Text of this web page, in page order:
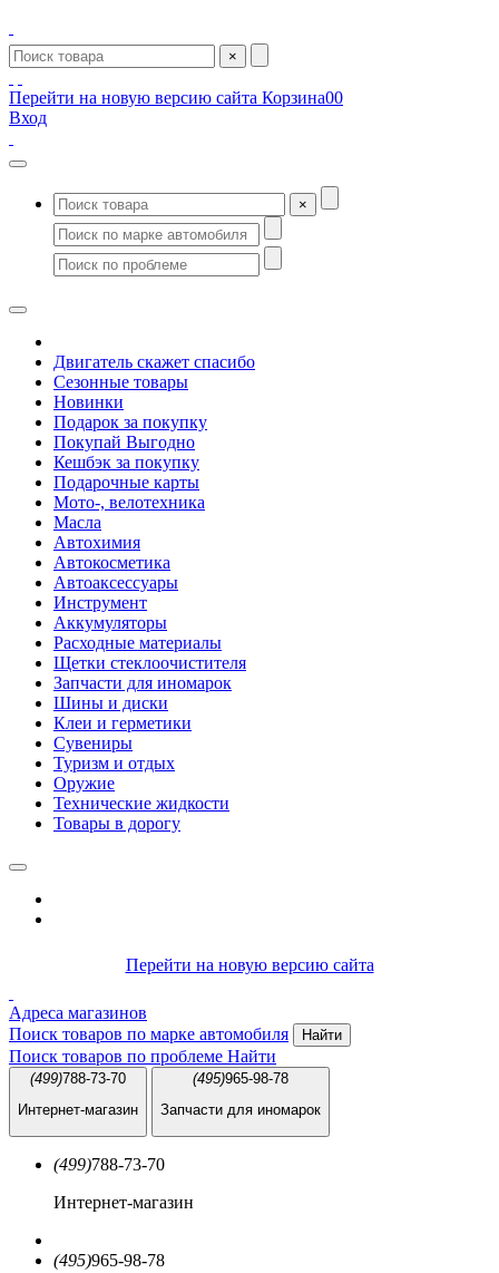
×
Перейти на новую версию сайта Корзина00
Вход
×
Двигатель скажет спасибо
Сезонные товары
Новинки
Подарок за покупку
Покупай Выгодно
Кешбэк за покупку
Подарочные карты
Мото-, велотехника
Масла
Автохимия
Автокосметика
Автоаксессуары
Инструмент
Аккумуляторы
Расходные материалы
Щетки стеклоочистителя
Запчасти для иномарок
Шины и диски
Клеи и герметики
Сувениры
Туризм и отдых
Оружие
Технические жидкости
Товары в дорогу
Перейти на новую версию сайта
Адреса магазинов
Поиск товаров по марке автомобиля
Найти
Поиск товаров по проблеме Найти
(499)788-73-70
Интернет-магазин
(495)965-98-78
Запчасти для иномарок
(499)788-73-70
Интернет-магазин
(495)965-98-78